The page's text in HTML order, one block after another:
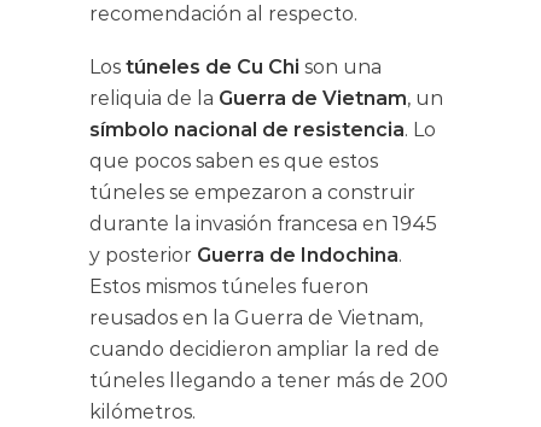
recomendación al respecto.
Los túneles de Cu Chi son una
reliquia de la Guerra de Vietnam, un
símbolo nacional de resistencia. Lo
que pocos saben es que estos
túneles se empezaron a construir
durante la invasión francesa en 1945
y posterior Guerra de Indochina.
Estos mismos túneles fueron
reusados en la Guerra de Vietnam,
cuando decidieron ampliar la red de
túneles llegando a tener más de 200
kilómetros.